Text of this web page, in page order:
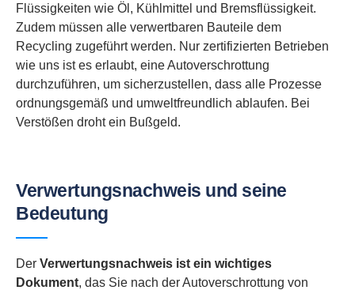
Flüssigkeiten wie Öl, Kühlmittel und Bremsflüssigkeit.
Zudem müssen alle verwertbaren Bauteile dem
Recycling zugeführt werden. Nur zertifizierten Betrieben
wie uns ist es erlaubt, eine Autoverschrottung
durchzuführen, um sicherzustellen, dass alle Prozesse
ordnungsgemäß und umweltfreundlich ablaufen. Bei
Verstößen droht ein Bußgeld.
Verwertungsnachweis und seine
Bedeutung
Der Verwertungsnachweis ist ein wichtiges
Dokument, das Sie nach der Autoverschrottung von